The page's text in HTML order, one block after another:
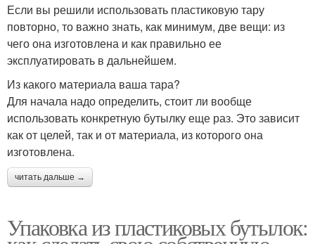
Если вы решили использовать пластиковую тару
повторно, то важно знать, как минимум, две вещи: из
чего она изготовлена и как правильно ее
эксплуатировать в дальнейшем.
Из какого материала ваша тара?
Для начала надо определить, стоит ли вообще
использовать конкретную бутылку еще раз. Это зависит
как от целей, так и от материала, из которого она
изготовлена.
читать дальше →
Упаковка из пластиковых бутылок: